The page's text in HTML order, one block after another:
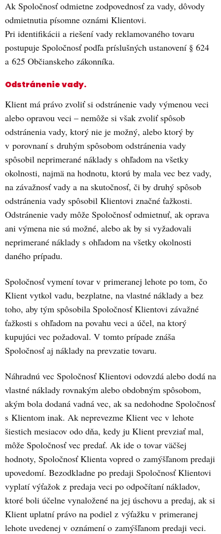
Ak Spoločnosť odmietne zodpovednosť za vady, dôvody
odmietnutia písomne oznámi Klientovi.
Pri identifikácii a riešení vady reklamovaného tovaru
postupuje Spoločnosť podľa príslušných ustanovení § 624
a 625 Občianskeho zákonníka.
Odstránenie vady.
Klient má právo zvoliť si odstránenie vady výmenou veci
alebo opravou veci – nemôže si však zvoliť spôsob
odstránenia vady, ktorý nie je možný, alebo ktorý by
v porovnaní s druhým spôsobom odstránenia vady
spôsobil neprimerané náklady s ohľadom na všetky
okolnosti, najmä na hodnotu, ktorú by mala vec bez vady,
na závažnosť vady a na skutočnosť, či by druhý spôsob
odstránenia vady spôsobil Klientovi značné ťažkosti.
Odstránenie vady môže Spoločnosť odmietnuť, ak oprava
ani výmena nie sú možné, alebo ak by si vyžadovali
neprimerané náklady s ohľadom na všetky okolnosti
daného prípadu.
Spoločnosť vymení tovar v primeranej lehote po tom, čo
Klient vytkol vadu, bezplatne, na vlastné náklady a bez
toho, aby tým spôsobila Spoločnosť Klientovi závažné
ťažkosti s ohľadom na povahu veci a účel, na ktorý
kupujúci vec požadoval. V tomto prípade znáša
Spoločnosť aj náklady na prevzatie tovaru.
Náhradnú vec Spoločnosť Klientovi odovzdá alebo dodá na
vlastné náklady rovnakým alebo obdobným spôsobom,
akým bola dodaná vadná vec, ak sa nedohodne Spoločnosť
s Klientom inak. Ak neprevezme Klient vec v lehote
šiestich mesiacov odo dňa, kedy ju Klient prevziať mal,
môže Spoločnosť vec predať. Ak ide o tovar väčšej
hodnoty, Spoločnosť Klienta vopred o zamýšľanom predaji
upovedomí. Bezodkladne po predaji Spoločnosť Klientovi
vyplatí výťažok z predaja veci po odpočítaní nákladov,
ktoré boli účelne vynaložené na jej úschovu a predaj, ak si
Klient uplatní právo na podiel z výťažku v primeranej
lehote uvedenej v oznámení o zamýšľanom predaji veci.